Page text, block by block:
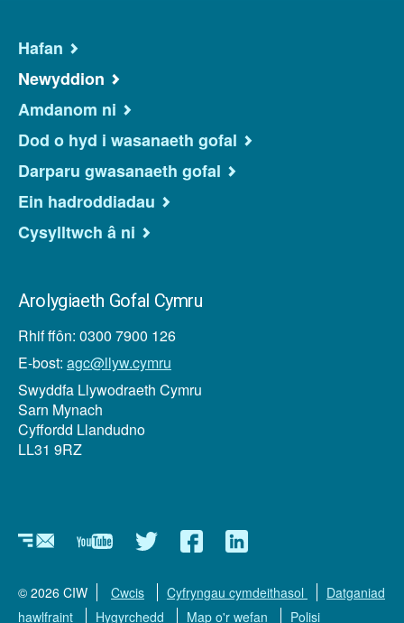
Hafan
Newyddion
Amdanom ni
Dod o hyd i wasanaeth gofal
Darparu gwasanaeth gofal
Ein hadroddiadau
Cysylltwch â ni
Arolygiaeth Gofal Cymru
Rhif ffôn: 0300 7900 126
E-bost: agc@llyw.cymru
Swyddfa Llywodraeth Cymru
Sarn Mynach
Cyffordd Llandudno
LL31 9RZ
Newyddlenni
YouTubeTwitterFacebookLinkedin
© 2026 CIW Cwcis Cyfryngau cymdeithasol
Datganiad
hawlfraint
Hygyrchedd Map o'r wefan Polisi